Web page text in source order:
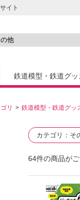
イト
鉄道模型・鉄道グッ
リ 鉄道模型・鉄道グッ
カテゴリ そ
64件の商品が